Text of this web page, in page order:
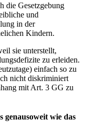
die Gesetzgebung
und
in der
Kindern.
sie unterstellt,
zu erleiden.
einfach so zu
nicht diskriminiert
mit Art. 3 GG zu
genausoweit wie das